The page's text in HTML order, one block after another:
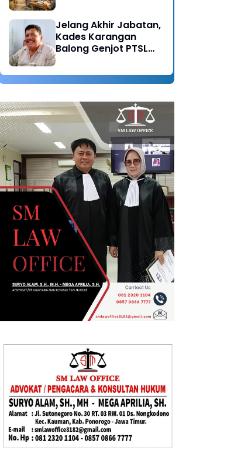
Jelang Akhir Jabatan,
Kades Karangan
Balong Genjot PTSL
Administrasi untuk
Generasi Mendatang